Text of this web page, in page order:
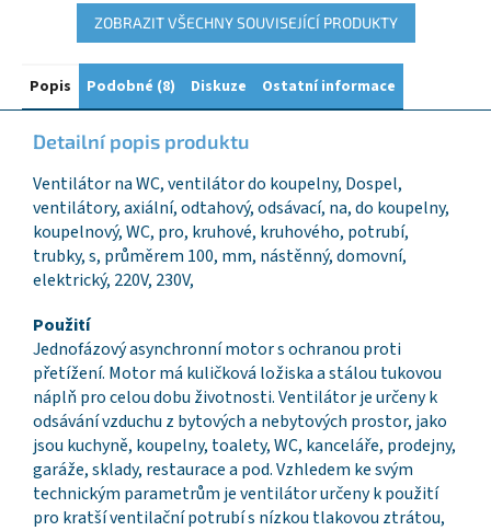
ZOBRAZIT VŠECHNY SOUVISEJÍCÍ PRODUKTY
Popis Podobné (8) Diskuze Ostatní informace
Detailní popis produktu
Ventilátor na WC, ventilátor do koupelny, Dospel,
ventilátory, axiální, odtahový, odsávací, na, do koupelny,
koupelnový, WC, pro, kruhové, kruhového, potrubí,
trubky, s, průměrem 100, mm, nástěnný, domovní,
elektrický, 220V, 230V,
Použití
Jednofázový asynchronní motor s ochranou proti
přetížení. Motor má kuličková ložiska a stálou tukovou
náplň pro celou dobu životnosti. Ventilátor je určeny k
odsávání vzduchu z bytových a nebytových prostor, jako
jsou kuchyně, koupelny, toalety, WC, kanceláře, prodejny,
garáže, sklady, restaurace a pod. Vzhledem ke svým
technickým parametrům je ventilátor určeny k použití
pro kratší ventilační potrubí s nízkou tlakovou ztrátou,